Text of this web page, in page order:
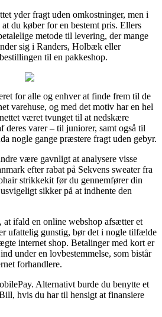
yder fragt uden omkostninger, men i
du køber for en bestemt pris. Ellers
metode til levering, der mange
sig i Randers, Holbæk eller
til en pakkeshop.
for alle og enhver at finde frem til de
varehuse, og med det motiv har en hel
været tvunget til at nedskære
deres varer – til juniorer, samt også til
nogle gange præstere fragt uden gebyr.
være gavnligt at analysere visse
efter rabat på Sekvens sweater fra
strikkekit før du gennemfører din
sikker på at indhente den
ifald en online webshop afsætter et
ufattelig gunstig, bør det i nogle tilfælde
internet shop. Betalinger med kort er
under en lovbestemmelse, som bistår
forhandlere.
Alternativt burde du benytte et
hvis du har til hensigt at finansiere